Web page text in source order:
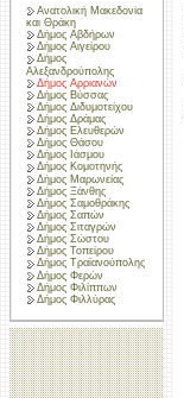
Ανατολική Μακεδονία
και Θράκη
Δήμος Αβδήρων
Δήμος Αιγείρου
Δήμος
Αλεξανδρούπολης
Δήμος Αρριανών
Δήμος Βύσσας
Δήμος Διδυμοτείχου
Δήμος Δράμας
Δήμος Ελευθερών
Δήμος Θάσου
Δήμος Ιάσμου
Δήμος Κομοτηνής
Δήμος Μαρωνείας
Δήμος Ξάνθης
Δήμος Σαμοθράκης
Δήμος Σαπών
Δήμος Σιταγρών
Δήμος Σώστου
Δήμος Τοπείρου
Δήμος Τραϊανούπολης
Δήμος Φερών
Δήμος Φιλίππων
Δήμος Φιλλύρας